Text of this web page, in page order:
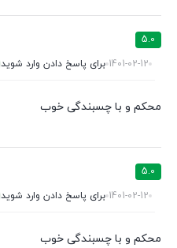
5.0
1401-02-12 برای پاسخ دادن وارد شوید
محکم و با چسبندگی خوب
5.0
1401-02-12 برای پاسخ دادن وارد شوید
محکم و با چسبندگی خوب